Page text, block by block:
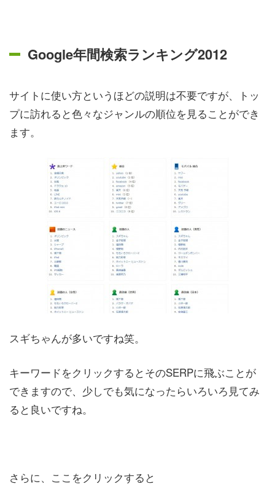
Google年間検索ランキング2012
サイトに使い方というほどの説明は不要ですが、トッ
プに訪れると色々なジャンルの順位を見ることができ
ます。
スギちゃんが多いですね笑。
キーワードをクリックするとそのSERPに飛ぶことが
できますので、少しでも気になったらいろいろ見てみ
ると良いですね。
さらに、ここをクリックすると